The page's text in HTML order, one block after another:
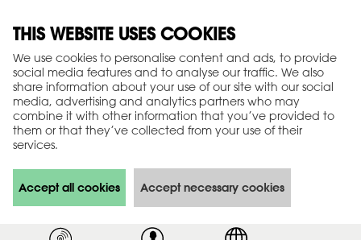
THIS WEBSITE USES COOKIES
We use cookies to personalise content and ads, to provide
social media features and to analyse our traffic. We also
share information about your use of our site with our social
media, advertising and analytics partners who may
combine it with other information that you’ve provided to
them or that they’ve collected from your use of their
services.
Accept all cookies Accept necessary cookies